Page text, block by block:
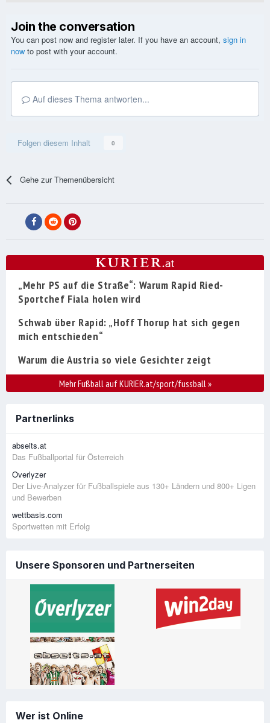
Join the conversation
You can post now and register later. If you have an account, sign in
now to post with your account.
Auf dieses Thema antworten...
Folgen diesem Inhalt 0
Gehe zur Themenübersicht
„Mehr PS auf die Straße“: Warum Rapid Ried-
Sportchef Fiala holen wird
Schwab über Rapid: „Hoff Thorup hat sich gegen
mich entschieden“
Warum die Austria so viele Gesichter zeigt
Mehr Fußball auf KURIER.at/sport/fussball»
Partnerlinks
abseits.at
Das Fußballportal für Österreich
Overlyzer
Der Live-Analyzer für Fußballspiele aus 130+ Ländern und 800+ Ligen
und Bewerben
wettbasis.com
Sportwetten mit Erfolg
Unsere Sponsoren und Partnerseiten
Wer ist Online